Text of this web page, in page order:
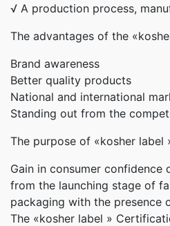
√ A production process,
The advantages of the
Brand awareness
Better quality products
National and international
Standing out from the
The purpose of «kosher
Gain in consumer
from the launching stage of
packaging with the presence
The «kosher label »